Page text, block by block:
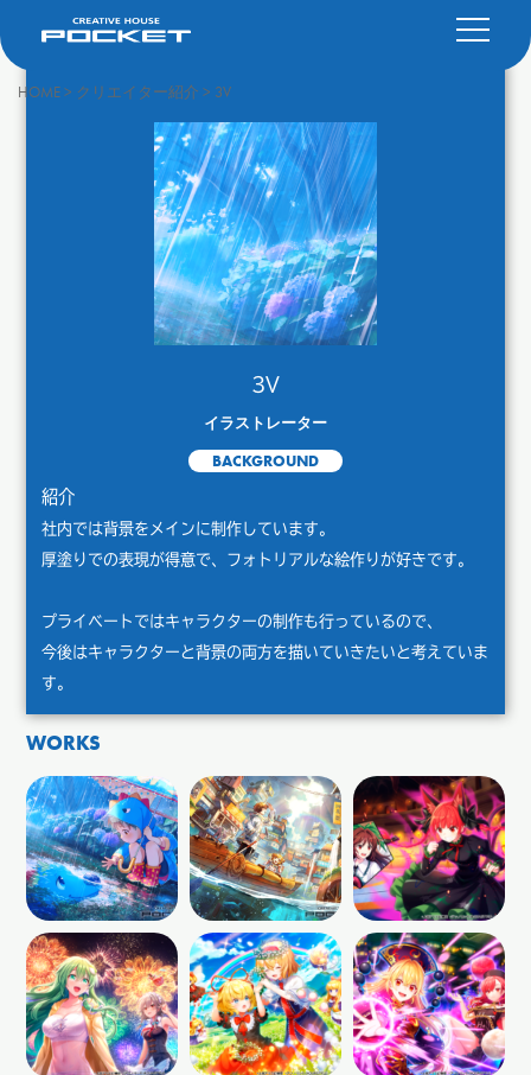
HOME> クリエイター紹介 > 3V
3V
イラストレーター
BACKGROUND
紹介
社内では背景をメインに制作しています。
厚塗りでの表現が得意で、フォトリアルな絵作りが好きです。
プライベートではキャラクターの制作も行っているので、
今後はキャラクターと背景の両方を描いていきたいと考えていま
す。
WORKS